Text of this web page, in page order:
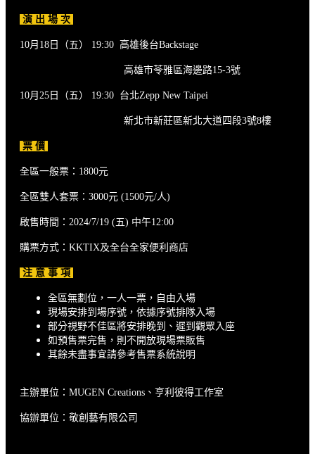
演 出 場 次
10月18日（五） 19:30 高雄後台Backstage
高雄市苓雅區海邊路15-3號
10月25日（五） 19:30 台北Zepp New Taipei
新北市新莊區新北大道四段3號8樓
票 價
全區一般票：1800元
全區雙人套票：3000元 (1500元/人)
啟售時間：2024/7/19 (五) 中午12:00
購票方式：KKTIX及全台全家便利商店
注 意 事 項
全區無劃位，一人一票，自由入場
現場安排到場序號，依據序號排隊入場
部分視野不佳區將安排晚到、遲到觀眾入座
如預售票完售，則不開放現場票販售
其餘未盡事宜請參考售票系統說明
主辦單位：MUGEN Creations、亨利彼得工作室
協辦單位：敬創藝有限公司